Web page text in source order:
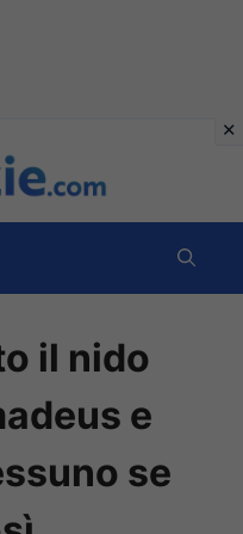
il nido
e
se